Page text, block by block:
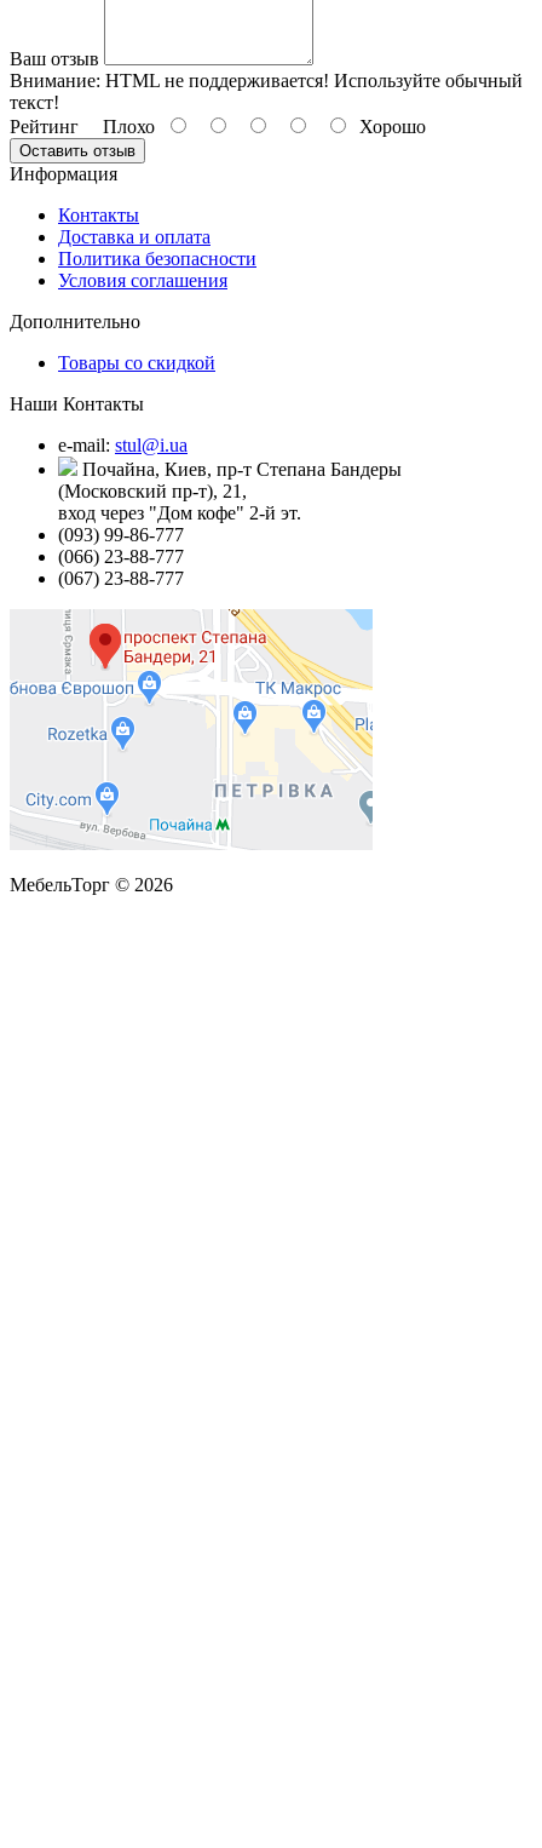
Ваш отзыв
Внимание: HTML не поддерживается! Используйте обычный
текст!
Рейтинг Плохо Хорошо
Оставить отзыв
Информация
Контакты
Доставка и оплата
Политика безопасности
Условия соглашения
Дополнительно
Товары со скидкой
Наши Контакты
e-mail: stul@i.ua
Почайна, Киев, пр-т Степана Бандеры
(Московский пр-т), 21,
вход через "Дом кофе" 2-й эт.
(093) 99-86-777
(066) 23-88-777
(067) 23-88-777
МебельТорг © 2026